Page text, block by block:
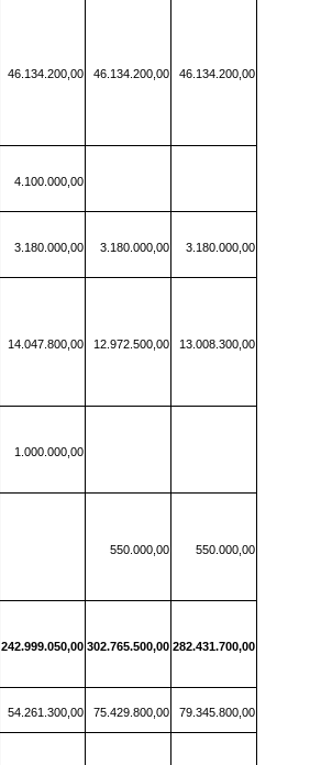
46.134.200,00 46.134.200,00 46.134.200,00
4.100.000,00
3.180.000,00 3.180.000,00 3.180.000,00
14.047.800,00 12.972.500,00 13.008.300,00
1.000.000,00
550.000,00 550.000,00
242.999.050,00 302.765.500,00 282.431.700,00
54.261.300,00 75.429.800,00 79.345.800,00